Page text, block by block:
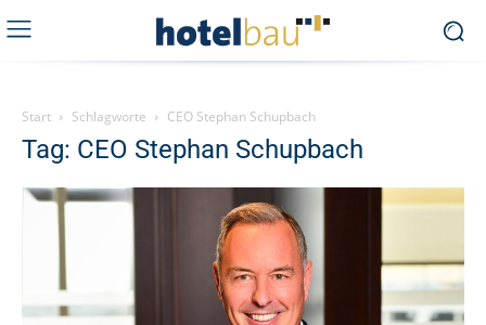
Start Schlagworte CEO Stephan Schupbach
Tag: CEO Stephan Schupbach